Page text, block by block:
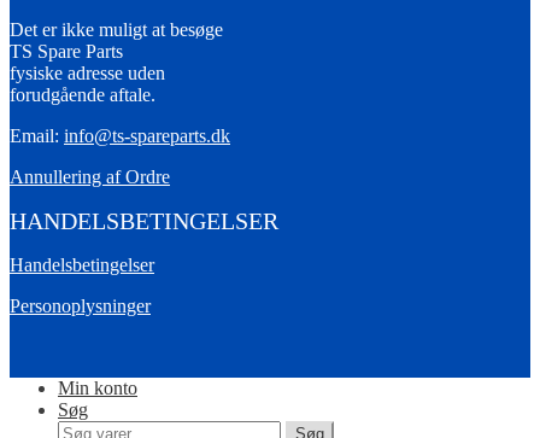
Det er ikke muligt at besøge
TS Spare Parts
fysiske adresse uden
forudgående aftale.
Email: info@ts-spareparts.dk
Annullering af Ordre
HANDELSBETINGELSER
Handelsbetingelser
Personoplysninger
Min konto
Søg
Søg
Søg